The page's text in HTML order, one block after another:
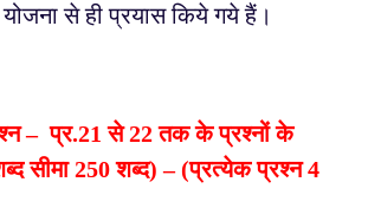
योजना से ही प्रयास किये गये हैं।
– प्र.21 से 22 तक के प्रश्नों के
सीमा250 शब्द) – (प्रत्येक प्रश्न 4